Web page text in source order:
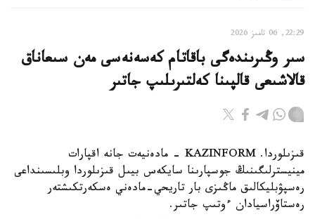
22:29, 06 تامىز 2026
سىر وڭىرىندەگى باقاتام كەسەنەسى مەن سىعاناق
قالاشىعى قالپىنا كەلتىرىلىپ جاتىر
قىزىلوردا. KAZINFORM - مادەنيەت جانە اقپارات
مينيسترلىگىنىڭ جوسپارىنا سايكەس بيىل قىزىلوردا وبلىسىنداعى
رەسپۋبليكالىق ماڭىزى بار تاريحي-مادەني ەسكەرتكىشتەر
رەستاۆراسيادان ءوتىپ جاتىر.